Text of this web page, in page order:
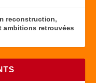
reconstruction,
ambitions retrouvées